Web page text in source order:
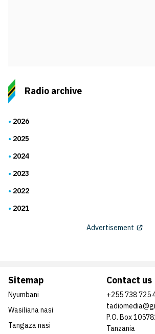
Radio archive
2026
2025
2024
2023
2022
2021
Advertisement
Sitemap
Nyumbani
Wasiliana nasi
Tangaza nasi
Contact us
+255 738 725
P.O. Box
Tanzania